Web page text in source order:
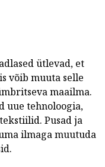
ütlevad, et
võib muuta selle
maailma.
uue tehnoloogia,
Pusad ja
ilmaga muutuda